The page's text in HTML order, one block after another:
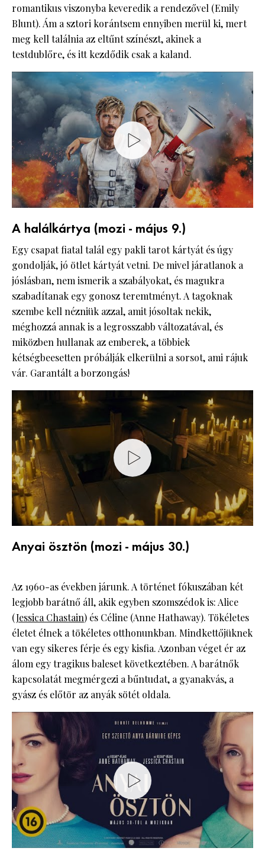
romantikus viszonyba keveredik a rendezővel (Emily
Blunt). Ám a sztori korántsem ennyiben merül ki, mert
meg kell találnia az eltűnt színészt, akinek a
testdublőre, és itt kezdődik csak a kaland.
A halálkártya (mozi - május 9.)
Egy csapat fiatal talál egy pakli tarot kártyát és úgy
gondolják, jó ötlet kártyát vetni. De mivel járatlanok a
jóslásban, nem ismerik a szabályokat, és magukra
szabadítanak egy gonosz teremtményt. A tagoknak
szembe kell nézniük azzal, amit jósoltak nekik,
méghozzá annak is a legrosszabb változatával, és
miközben hullanak az emberek, a többiek
kétségbeesetten próbálják elkerülni a sorsot, ami rájuk
vár. Garantált a borzongás!
Anyai ösztön (mozi - május 30.)
Az 1960-as években járunk. A történet fókuszában két
legjobb barátnő áll, akik egyben szomszédok is: Alice
(Jessica Chastain) és Céline (Anne Hathaway). Tökéletes
életet élnek a tökéletes otthonunkban. Mindkettőjüknek
van egy sikeres férje és egy kisfia. Azonban véget ér az
álom egy tragikus baleset következtében. A barátnők
kapcsolatát megmérgezi a bűntudat, a gyanakvás, a
gyász és előtör az anyák sötét oldala.